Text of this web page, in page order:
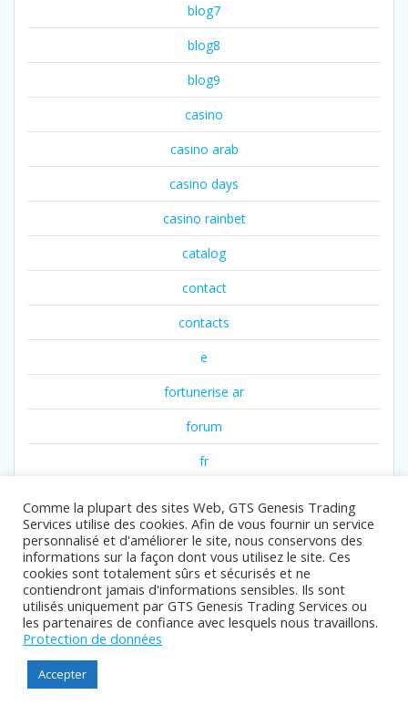
blog7
blog8
blog9
casino
casino arab
casino days
casino rainbet
catalog
contact
contacts
e
fortunerise ar
forum
fr
fr1
fr2
fr3
Comme la plupart des sites Web, GTS Genesis Trading
Services utilise des cookies. Afin de vous fournir un service
personnalisé et d'améliorer le site, nous conservons des
informations sur la façon dont vous utilisez le site. Ces
cookies sont totalement sûrs et sécurisés et ne
contiendront jamais d'informations sensibles. Ils sont
utilisés uniquement par GTS Genesis Trading Services ou
les partenaires de confiance avec lesquels nous travaillons.
Protection de données
Accepter